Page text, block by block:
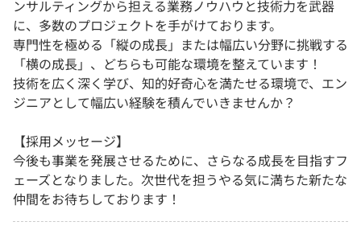
ンサルティングから担える業務ノウハウと技術力を武器
に、多数のプロジェクトを手がけております。
専門性を極める「縦の成長」または幅広い分野に挑戦する
「横の成長」、どちらも可能な環境を整えています！
技術を広く深く学び、知的好奇心を満たせる環境で、エン
ジニアとして幅広い経験を積んでいきませんか？
【採用メッセージ】
今後も事業を発展させるために、さらなる成長を目指すフ
ェーズとなりました。次世代を担うやる気に満ちた新たな
仲間をお待ちしております！